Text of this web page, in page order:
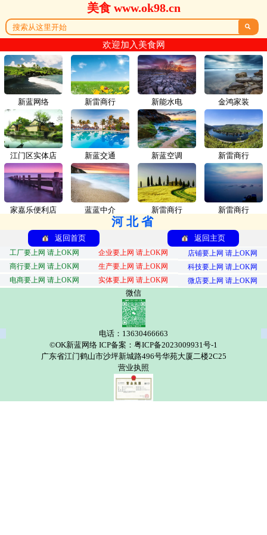
美食 www.ok98.cn

欢迎加入美食网
新蓝网络 新雷商行
江门区实体店 新蓝交通
家嘉乐便利店 蓝蓝中介
新能水电 金鸿家装
新蓝空调 新雷商行
新雷商行 新雷商行
河北省
返回首页 返回主页
工厂要上网 请上OK网 企业要上网 请上OK网
店铺要上网 请上OK网
商行要上网 请上OK网
生产要上网 请上OK网
科技要上网 请上OK网
电商要上网 请上OK网
实体要上网 请上OK网 微店要上网 请上OK网
微信
电话：13630466663
©OK新蓝网络 ICP备案：粤ICP备2023009931号-1
广东省江门鹤山市沙坪新城路496号华苑大厦二楼2C25
营业执照